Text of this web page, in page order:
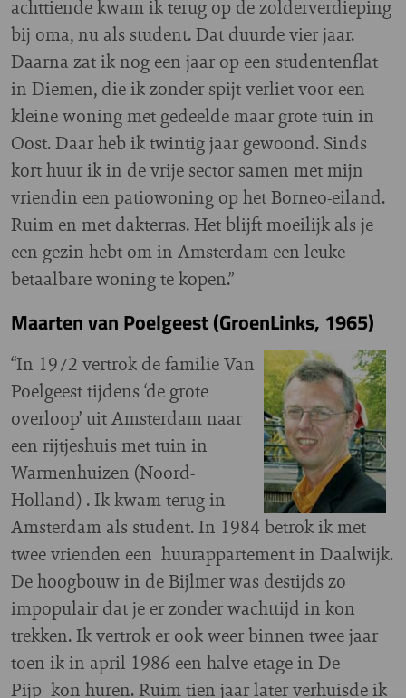
achttiende kwam ik terug op de zolderverdieping
bij oma, nu als student. Dat duurde vier jaar.
Daarna zat ik nog een jaar op een studentenflat
in Diemen, die ik zonder spijt verliet voor een
kleine woning met gedeelde maar grote tuin in
Oost. Daar heb ik twintig jaar gewoond. Sinds
kort huur ik in de vrije sector samen met mijn
vriendin een patiowoning op het Borneo-eiland.
Ruim en met dakterras. Het blijft moeilijk als je
een gezin hebt om in Amsterdam een leuke
betaalbare woning te kopen.”
Maarten van Poelgeest (GroenLinks, 1965)
“In 1972 vertrok de familie Van
Poelgeest tijdens ‘de grote
overloop’ uit Amsterdam naar
een rijtjeshuis met tuin in
Warmenhuizen (Noord-
Holland) . Ik kwam terug in
Amsterdam als student. In 1984 betrok ik met
twee vrienden een huurappartement in Daalwijk.
De hoogbouw in de Bijlmer was destijds zo
impopulair dat je er zonder wachttijd in kon
trekken. Ik vertrok er ook weer binnen twee jaar
toen ik in april 1986 een halve etage in De
Pijp kon huren. Ruim tien jaar later verhuisde ik